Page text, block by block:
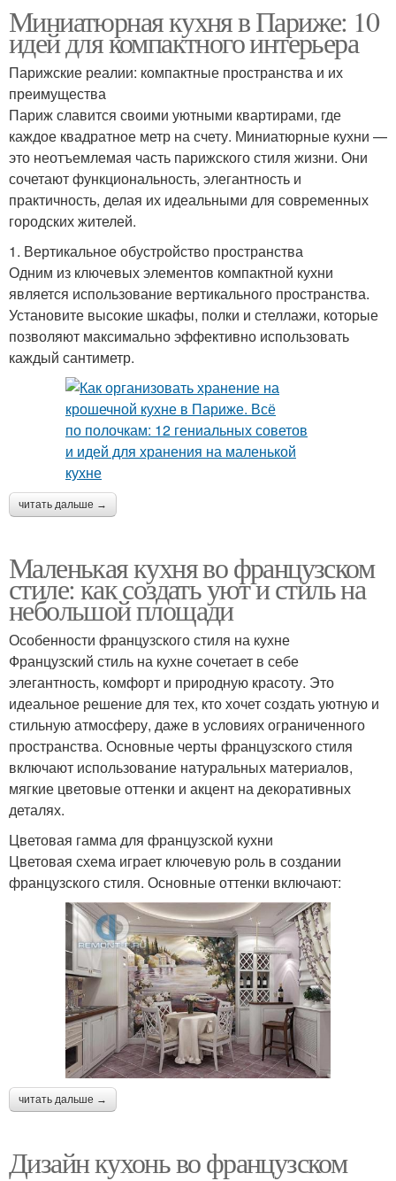
Миниатюрная кухня в Париже: 10
идей для компактного интерьера
Парижские реалии: компактные пространства и их
преимущества
Париж славится своими уютными квартирами, где
каждое квадратное метр на счету. Миниатюрные кухни —
это неотъемлемая часть парижского стиля жизни. Они
сочетают функциональность, элегантность и
практичность, делая их идеальными для современных
городских жителей.
1. Вертикальное обустройство пространства
Одним из ключевых элементов компактной кухни
является использование вертикального пространства.
Установите высокие шкафы, полки и стеллажи, которые
позволяют максимально эффективно использовать
каждый сантиметр.
читать дальше →
Маленькая кухня во французском
стиле: как создать уют и стиль на
небольшой площади
Особенности французского стиля на кухне
Французский стиль на кухне сочетает в себе
элегантность, комфорт и природную красоту. Это
идеальное решение для тех, кто хочет создать уютную и
стильную атмосферу, даже в условиях ограниченного
пространства. Основные черты французского стиля
включают использование натуральных материалов,
мягкие цветовые оттенки и акцент на декоративных
деталях.
Цветовая гамма для французской кухни
Цветовая схема играет ключевую роль в создании
французского стиля. Основные оттенки включают:
читать дальше →
Дизайн кухонь во французском